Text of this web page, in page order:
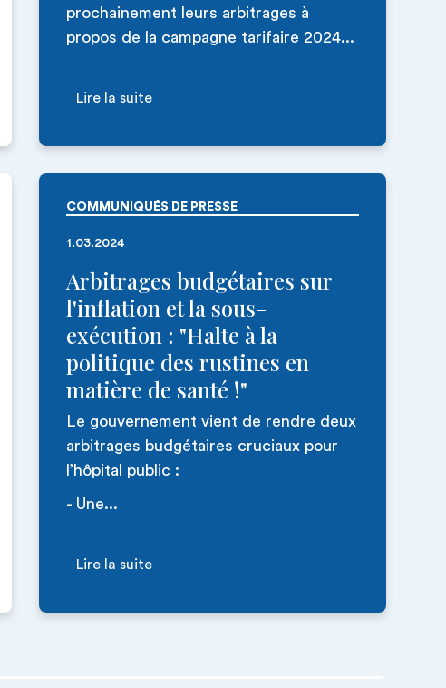
prochainement leurs arbitrages à
propos de la campagne tarifaire 2024...
Lire la suite
COMMUNIQUÉS DE PRESSE
1.03.2024
Arbitrages budgétaires sur
l'inflation et la sous-
exécution : "Halte à la
politique des rustines en
matière de santé !"
Le gouvernement vient de rendre deux
arbitrages budgétaires cruciaux pour
l’hôpital public :
- Une...
Lire la suite